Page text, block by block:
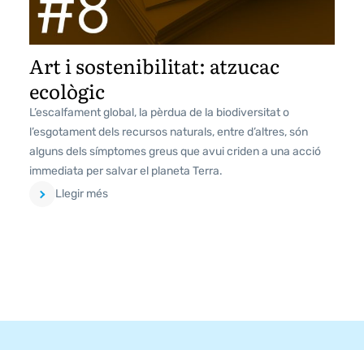
Art i sostenibilitat: atzucac
ecològic
L’escalfament global, la pèrdua de la biodiversitat o
l’esgotament dels recursos naturals, entre d’altres, són
alguns dels símptomes greus que avui criden a una acció
immediata per salvar el planeta Terra.
Llegir més